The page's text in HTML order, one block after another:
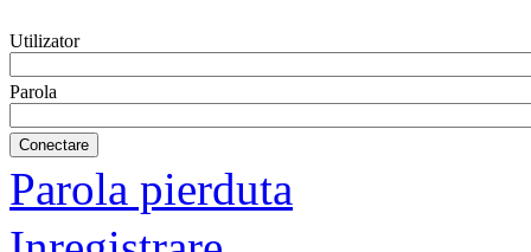
Utilizator
Parola
Parola pierduta